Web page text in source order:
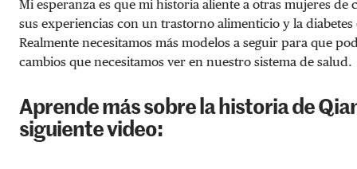
Mi esperanza es que mi historia aliente a otras mujeres de
sus experiencias con un trastorno alimenticio y la diabetes
Realmente necesitamos más modelos a seguir para que
cambios que necesitamos ver en nuestro sistema de salud.
Aprende más sobre la historia de
siguiente video: